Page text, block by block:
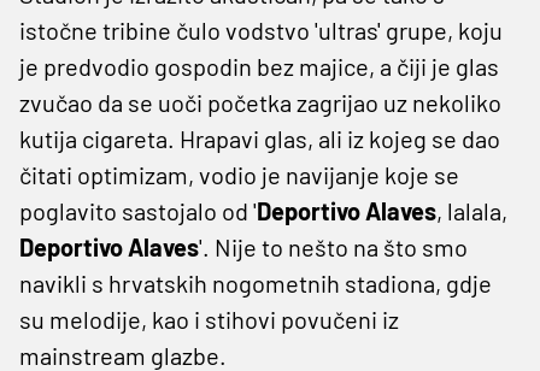
istočne tribine čulo vodstvo 'ultras' grupe, koju
je predvodio gospodin bez majice, a čiji je glas
zvučao da se uoči početka zagrijao uz nekoliko
kutija cigareta. Hrapavi glas, ali iz kojeg se dao
čitati optimizam, vodio je navijanje koje se
poglavito sastojalo od 'Deportivo Alaves, lalala,
Deportivo Alaves'. Nije to nešto na što smo
navikli s hrvatskih nogometnih stadiona, gdje
su melodije, kao i stihovi povučeni iz
mainstream glazbe.